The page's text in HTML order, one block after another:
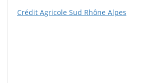
Crédit Agricole Sud Rhône Alpes